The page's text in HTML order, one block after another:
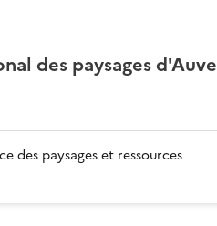
des paysages
des paysages et ressources